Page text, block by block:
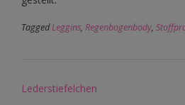
TaggedLeggins, Regenbogenbody,
Post
Lederstiefelchen